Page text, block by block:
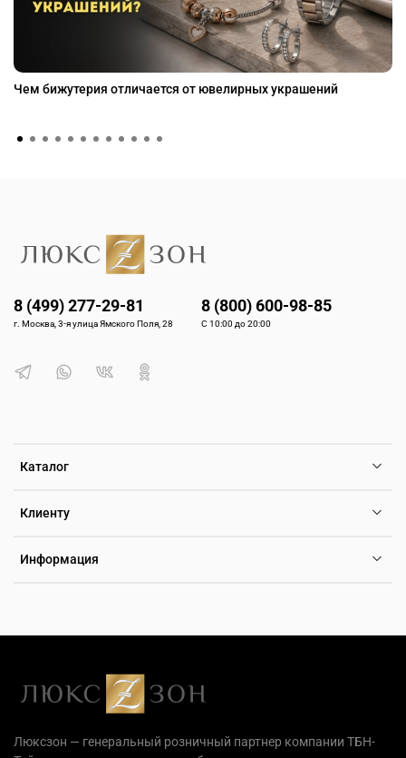
Чем бижутерия отличается от ювелирных украшений
Каталог
Клиенту
Информация
8 (499) 277-29-81
г. Москва, 3-я улица Ямского Поля, 28
8 (800) 600-98-85
С 10:00 до 20:00
Люксзон — генеральный розничный партнер компании ТБН-